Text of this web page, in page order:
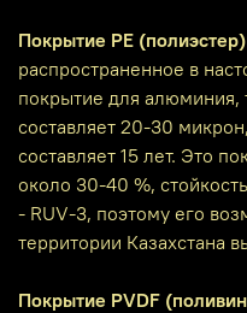
Покрытие PE (полиэстер)
распространенное в
покрытие для алюминия,
составляет 20-30
составляет 15 лет. Это
около 30-40 %,
- RUV-3, поэтому его
территории Казахстана
Покрытие PVDF